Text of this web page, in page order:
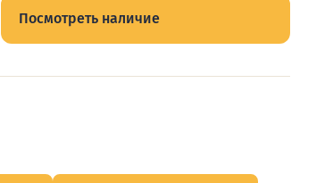
Посмотреть наличие